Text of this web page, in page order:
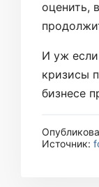
оценить,
И уж
кризисы
бизнесе
Источник: